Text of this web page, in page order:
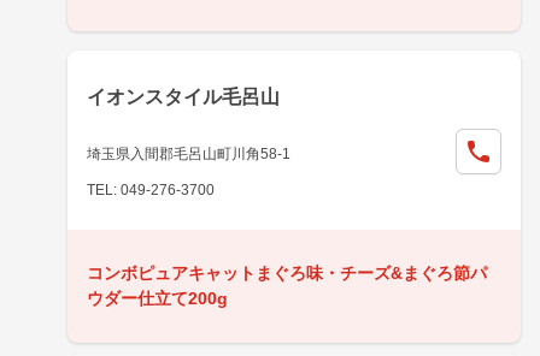
イオンスタイル毛呂山
埼玉県入間郡毛呂山町川角58-1
TEL: 049-276-3700
コンボピュアキャットまぐろ味・チーズ&まぐろ節パ
ウダー仕立て200g